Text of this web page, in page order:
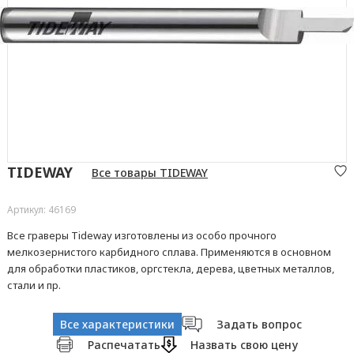
TIDEWAY Все товары TIDEWAY
Артикул: 46169
Все граверы Tideway изготовлены из особо прочного
мелкозернистого карбидного сплава. Применяются в основном
для обработки пластиков, оргстекла, дерева, цветных металлов,
стали и пр.
Все характеристики
Задать вопрос
Распечатать
Назвать свою цену